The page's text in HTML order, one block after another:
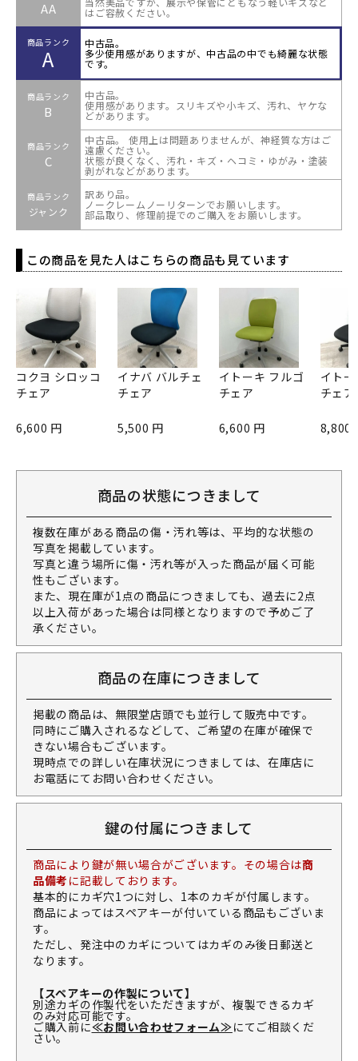
AA はご容赦ください。
商品ランク
A
中古品。
多少使用感がありますが、中古品の中でも綺麗な状態
です。
商品ランク
B
中古品。
使用感があります。スリキズや小キズ、汚れ、ヤケな
どがあります。
商品ランク
C
中古品。 使用上は問題ありませんが、神経質な方はご
遠慮ください。
状態が良くなく、汚れ・キズ・ヘコミ・ゆがみ・塗装
剥がれなどがあります。
商品ランク
ジャンク
訳あり品。
ノークレームノーリターンでお願いします。
部品取り、修理前提でのご購入をお願いします。
この商品を見た人はこちらの商品も見ています
コクヨ シロッコ
チェア
6,600 円
イナバ バルチェ
チェア
5,500 円
イトーキ フルゴ
チェア
6,600 円
イト
チェア
8,800
商品の状態につきまして
複数在庫がある商品の傷・汚れ等は、平均的な状態の
写真を掲載しています。
写真と違う場所に傷・汚れ等が入った商品が届く可能
性もございます。
また、現在庫が1点の商品につきましても、過去に2点
以上入荷があった場合は同様となりますので予めご了
承ください。
商品の在庫につきまして
掲載の商品は、無限堂店頭でも並行して販売中です。
同時にご購入されるなどして、ご希望の在庫が確保で
きない場合もございます。
現時点での詳しい在庫状況につきましては、在庫店に
お電話にてお問い合わせください。
鍵の付属につきまして
商品により鍵が無い場合がございます。その場合は商
品備考 に記載しております。
基本的にカギ穴1つに対し、1本のカギが付属します。
商品によってはスペアキーが付いている商品もございま
す。
ただし、発注中のカギについてはカギのみ後日郵送と
なります。
【スペアキーの作製について】
別途カギの作製代をいただきますが、複製できるカギ
のみ対応可能です。
ご購入前に≪お問い合わせフォーム≫にてご相談くだ
さい。